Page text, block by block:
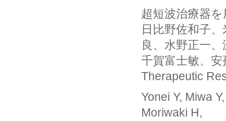
超短波治療器
日比野佐和子
良、水野正一
千賀富士敏、
Therapeutic
Yonei Y, Miwa
Moriwaki H,